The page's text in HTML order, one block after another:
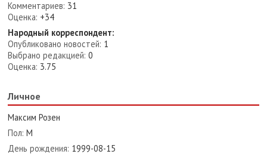
Комментариев: 31
Оценка: +34
Народный корреспондент:
Опубликовано новостей: 1
Выбрано редакцией: 0
Оценка: 3.75
Личное
Максим Розен
Пол: М
День рождения: 1999-08-15